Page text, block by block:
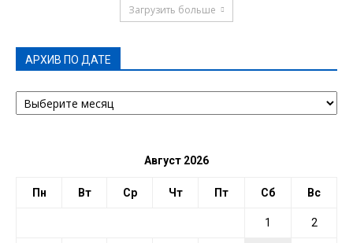
Загрузить больше
АРХИВ ПО ДАТЕ
АРХИВ
ПО
Август 2026
Пн Вт Ср Чт Пт Сб Вс
1 2